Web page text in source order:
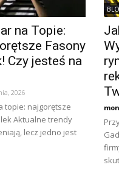
na Topie:
Fasony
Czy jesteś na
2026
topie: najgorętsze
Aktualne trendy
lecz jedno jest